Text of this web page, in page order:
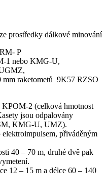
prostředky dálkové minování
P
1 nebo KMG-U,
mm raketometů 9K57 RZSO
2 (celková hmotnost
jsou odpalovány
KMG-U, UMZ).
přiváděným
40 – 70 m, druhé dvě pak
12 – 15 m a délce 60 – 140